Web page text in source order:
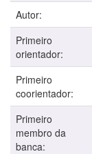
Autor:
Primeiro
orientador:
Primeiro
coorientador:
Primeiro
membro da
banca: